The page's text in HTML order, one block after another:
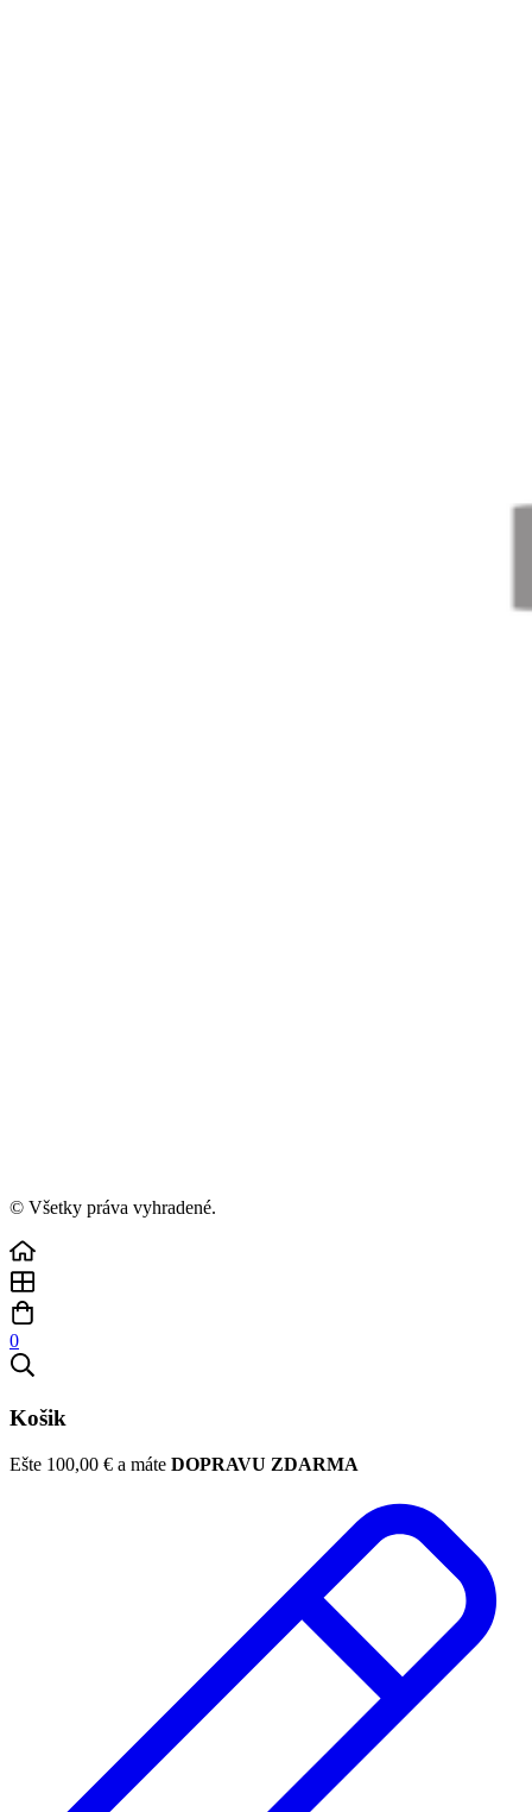
© Všetky práva vyhradené.
0
Košik
Ešte 100,00 € a máte DOPRAVU ZDARMA